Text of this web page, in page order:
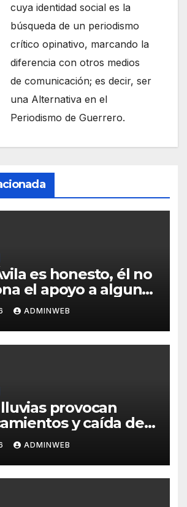
cuya identidad social es la
búsqueda de un periodismo
crítico opinativo, marcando la
diferencia con otros medios
de comunicación; es decir, ser
una Alternativa en el
Periodismo de Guerrero.
es honesto, él no
el apoyo a alguna
por una
ADMINWEB
provocan
y caída de
sin daños graves en
ADMINWEB